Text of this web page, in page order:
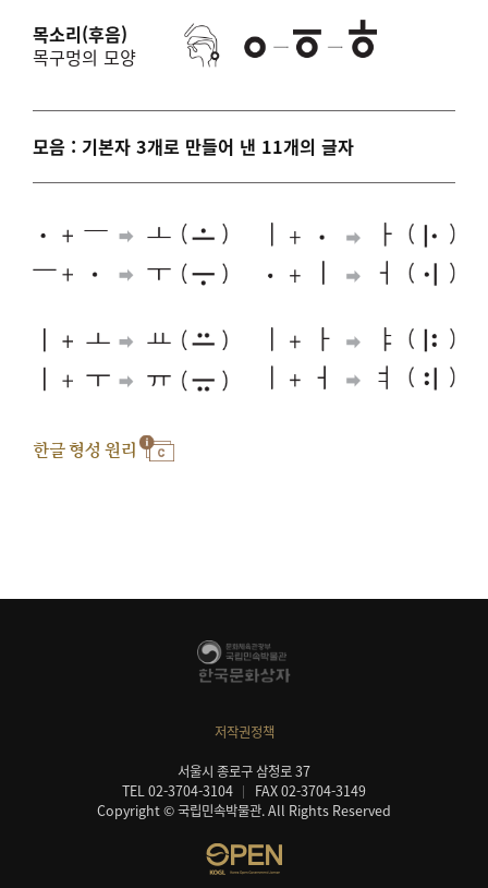
목소리(후음)
목구멍의 모양
모음 : 기본자 3개로 만들어 낸 11개의 글자
한글 형성 원리
저작권정책
서울시 종로구 삼청로 37
TEL 02-3704-3104
FAX 02-3704-3149
Copyright © 국립민속박물관. All Rights Reserved